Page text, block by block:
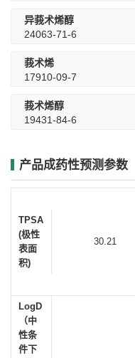
异莪术烯醇
24063-71-6
莪术烯
17910-09-7
莪术烯醇
19431-84-6
产品成药性预测参数
TPSA
(极性
表面
积)
30.21
LogD
（中
性条
件下